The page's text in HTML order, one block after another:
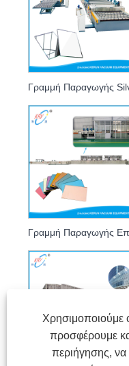
Χρησιμοποιούμε
προσφέρουμε
περιήγησης,